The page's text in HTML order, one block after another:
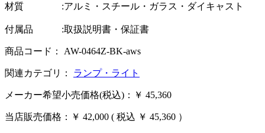
材質 :アルミ・スチール・ガラス・ダイキャスト
付属品 :取扱説明書・保証書
商品コード： AW-0464Z-BK-aws
関連カテゴリ： ランプ・ライト
メーカー希望小売価格(税込)：￥ 45,360
当店販売価格： ￥ 42,000 ( 税込 ￥ 45,360 ）